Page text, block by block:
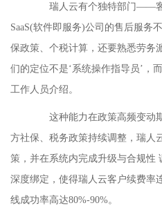
瑞人云有个独特部门——客
SaaS(软件即服务)公司的售后服务
保政策、个税计算，还要熟悉劳务
们的定位不是‘系统操作指导员’，
工作人员介绍。
这种能力在政策高频变动
方社保、税务政策持续调整，瑞人
策，并在系统内完成升级与合规性
深度绑定，使得瑞人云客户续费率
线成功率高达80%-90%。